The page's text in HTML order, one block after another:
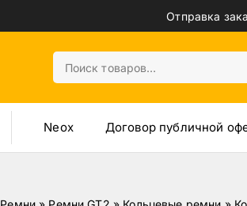
Отправка
Neox Договор публичной